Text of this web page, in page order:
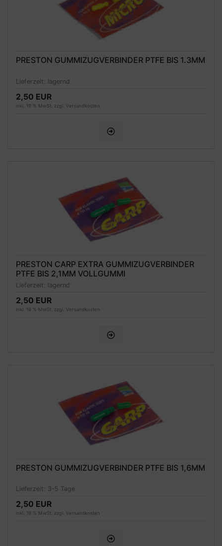
PRESTON GUMMIZUGVERBINDER PTFE BIS 1.3MM
Lieferzeit: lagernd
2,50 EUR
inkl. 19 % MwSt. zzgl. Versandkosten
PRESTON CARP EXTRA GUMMIZUGVERBINDER
PTFE BIS 2,1MM VOLLGUMMI
Lieferzeit: lagernd
2,50 EUR
inkl. 19 % MwSt. zzgl. Versandkosten
PRESTON GUMMIZUGVERBINDER PTFE BIS 1,6MM
Lieferzeit: 3-5 Tage
2,50 EUR
inkl. 19 % MwSt. zzgl. Versandkosten